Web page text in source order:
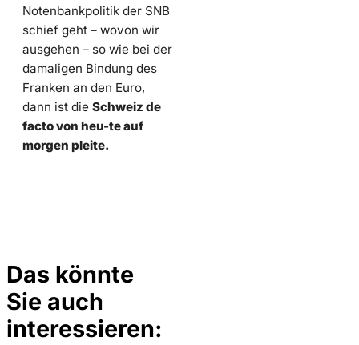
Notenbankpolitik der SNB
schief geht – wovon wir
ausgehen – so wie bei der
damaligen Bindung des
Franken an den Euro,
dann ist die Schweiz de
facto von heu-te auf
morgen pleite.
Das könnte
Sie auch
interessieren: